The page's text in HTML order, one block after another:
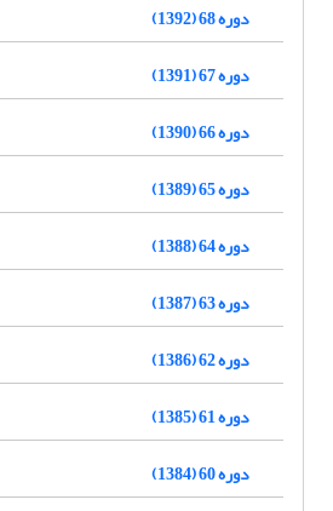
دوره 68 (1392)
دوره 67 (1391)
دوره 66 (1390)
دوره 65 (1389)
دوره 64 (1388)
دوره 63 (1387)
دوره 62 (1386)
دوره 61 (1385)
دوره 60 (1384)